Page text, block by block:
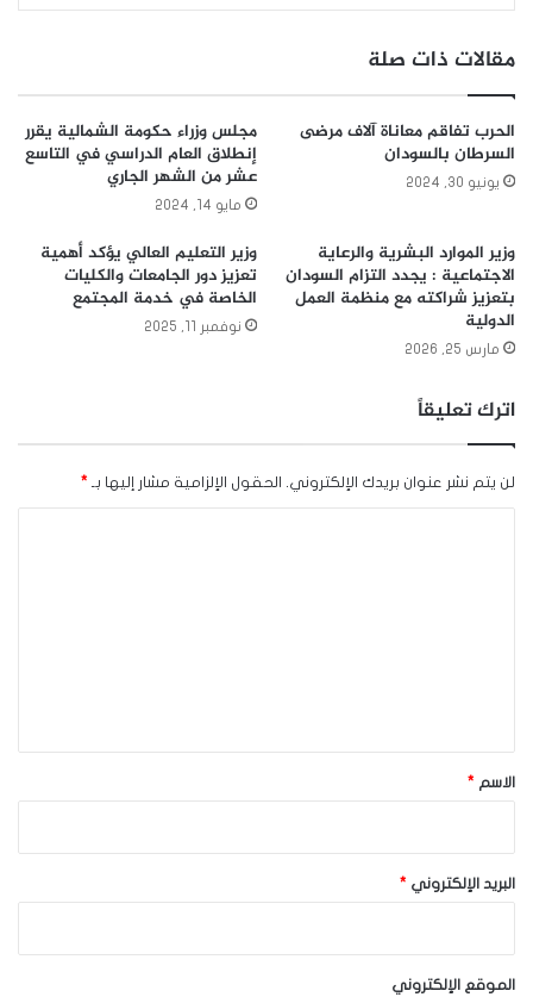
مقالات ذات صلة
الحرب تفاقم معاناة آلاف مرضى
السرطان بالسودان
يونيو 30, 2024
مجلس وزراء حكومة الشمالية يقرر
إنطلاق العام الدراسي في التاسع
عشر من الشهر الجاري
مايو 14, 2024
وزير الموارد البشرية والرعاية
الاجتماعية : يجدد التزام السودان
بتعزيز شراكته مع منظمة العمل
الدولية
مارس 25, 2026
وزير التعليم العالي يؤكد أهمية
تعزيز دور الجامعات والكليات
الخاصة في خدمة المجتمع
نوفمبر 11, 2025
اترك تعليقاً
لن يتم نشر عنوان بريدك الإلكتروني. الحقول الإلزامية مشار إليها بـ *
*الاسم *
البريد الإلكتروني *
الموقع الإلكتروني